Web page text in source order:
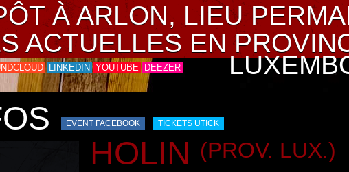
À ARLON, LIEU
ACTUELLES EN
LINKEDIN YOUTUBE DEEZER
EVENT FACEBOOK TICKETS UTICK
HOLIN (PROV. LUX.)